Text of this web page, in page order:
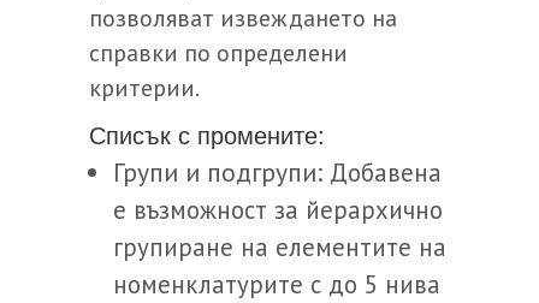
позволяват извеждането на
справки по определени
критерии.
Списък с промените:
Групи и подгрупи: Добавена
е възможност за йерархично
групиране на елементите на
номенклатурите с до 5 нива